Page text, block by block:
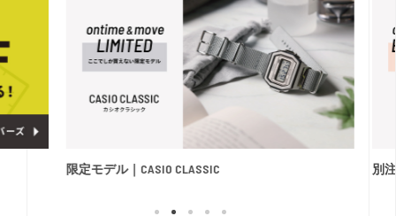
限定モデル｜CASIO CLASSIC 別